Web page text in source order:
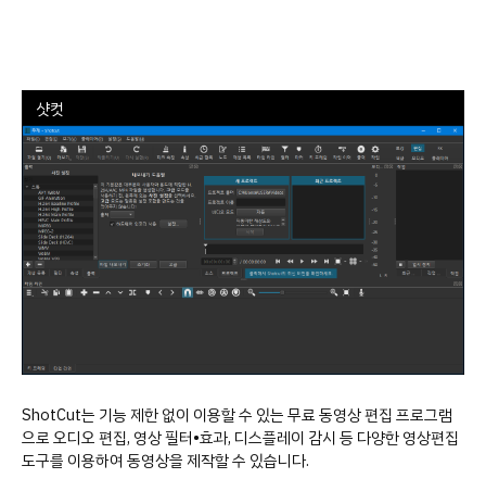
샷컷
ShotCut는 기능 제한 없이 이용할 수 있는 무료 동영상 편집 프로그램
으로 오디오 편집, 영상 필터•효과, 디스플레이 감시 등 다양한 영상편집
도구를 이용하여 동영상을 제작할 수 있습니다.